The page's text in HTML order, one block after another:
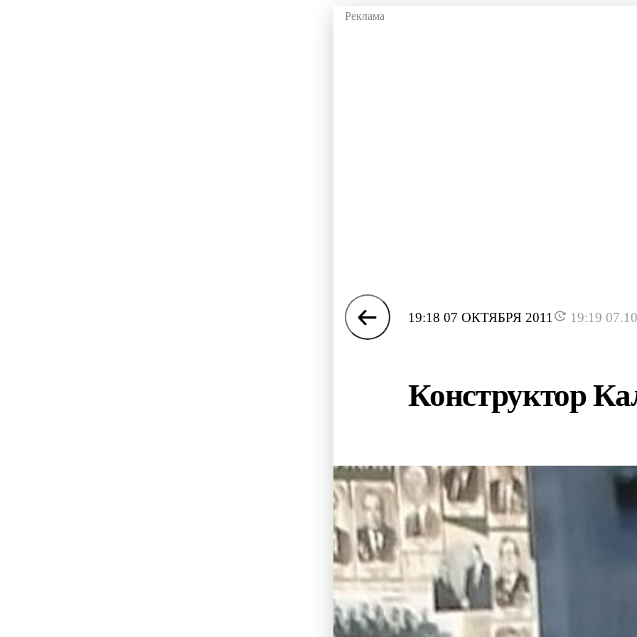
19:18 07 ОКТЯБРЯ 2011 19:19
Конструктор